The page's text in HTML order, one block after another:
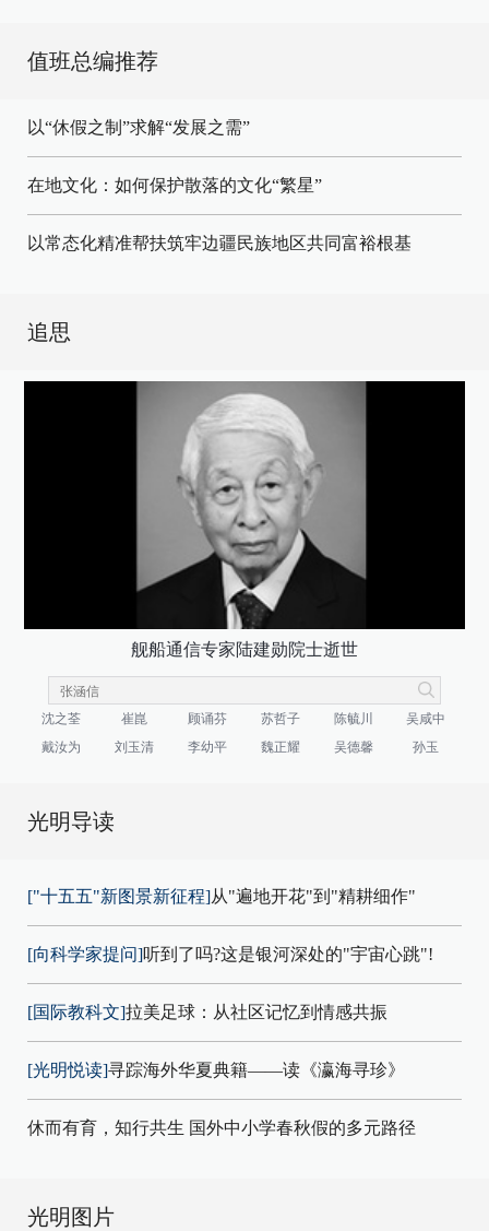
值班总编推荐
以“休假之制”求解“发展之需”
在地文化：如何保护散落的文化“繁星”
以常态化精准帮扶筑牢边疆民族地区共同富裕根基
追思
舰船通信专家陆建勋院士逝世
沈之荃 崔崑 顾诵芬 苏哲子 陈毓川
吴咸中
戴汝为
刘玉清 李幼平 魏正耀 吴德馨 孙玉
光明导读
["十五五"新图景新征程]从"遍地开花"到"精耕细作"
[向科学家提问]听到了吗?这是银河深处的"宇宙心跳"!
[国际教科文]拉美足球：从社区记忆到情感共振
[光明悦读]寻踪海外华夏典籍——读《瀛海寻珍》
休而有育，知行共生 国外中小学春秋假的多元路径
光明图片